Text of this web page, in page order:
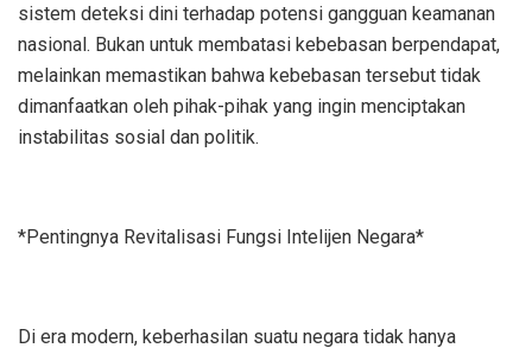
sistem deteksi dini terhadap potensi gangguan keamanan
nasional. Bukan untuk membatasi kebebasan berpendapat,
melainkan memastikan bahwa kebebasan tersebut tidak
dimanfaatkan oleh pihak-pihak yang ingin menciptakan
instabilitas sosial dan politik.
*Pentingnya Revitalisasi Fungsi Intelijen Negara*
Di era modern, keberhasilan suatu negara tidak hanya